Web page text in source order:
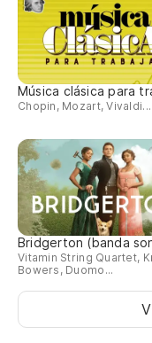
Música clásica para
Chopin, Mozart, Vivaldi...
Bridgerton (banda
Vitamin String Quartet,
Bowers, Duomo...